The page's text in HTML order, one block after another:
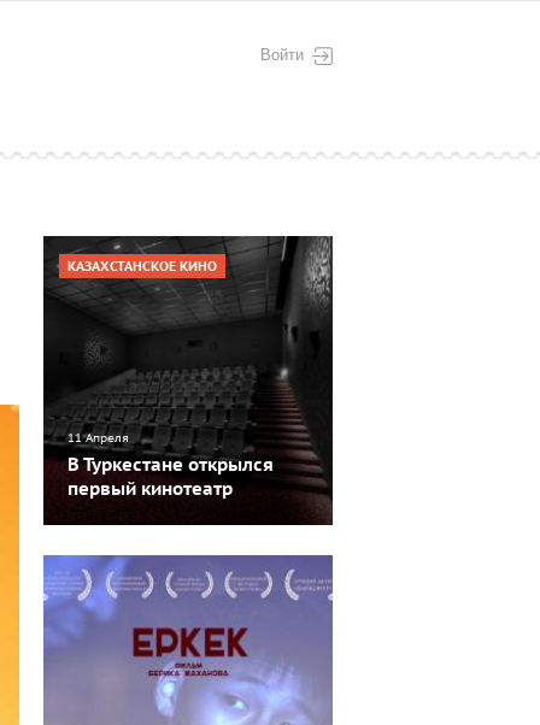
Войти
КАЗАХСТАНСКОЕ КИНО
11 Апреля
В Туркестане открылся
первый кинотеатр